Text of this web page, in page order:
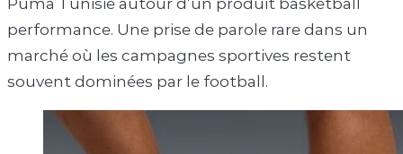
Puma Tunisie autour d’un produit basketball
performance. Une prise de parole rare dans un
marché où les campagnes sportives restent
souvent dominées par le football.